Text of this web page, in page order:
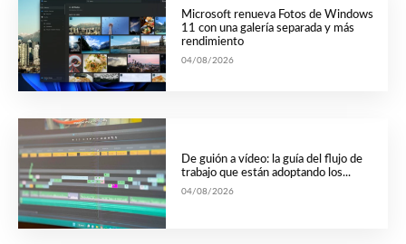
Microsoft renueva Fotos de Windows
11 con una galería separada y más
rendimiento
04/08/2026
De guión a vídeo: la guía del flujo de
trabajo que están adoptando los...
04/08/2026